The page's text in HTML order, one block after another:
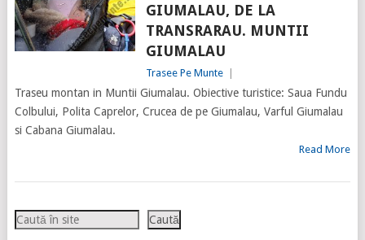
GIUMALAU, DE LA
TRANSRARAU. MUNTII
GIUMALAU
Trasee Pe Munte
Traseu montan in Muntii Giumalau. Obiective turistice: Saua Fundu
Colbului, Polita Caprelor, Crucea de pe Giumalau, Varful Giumalau
si Cabana Giumalau.
Read More
Caută Caută